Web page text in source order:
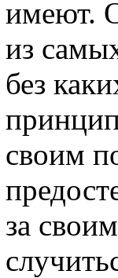
имеют.
из
без
своим
за